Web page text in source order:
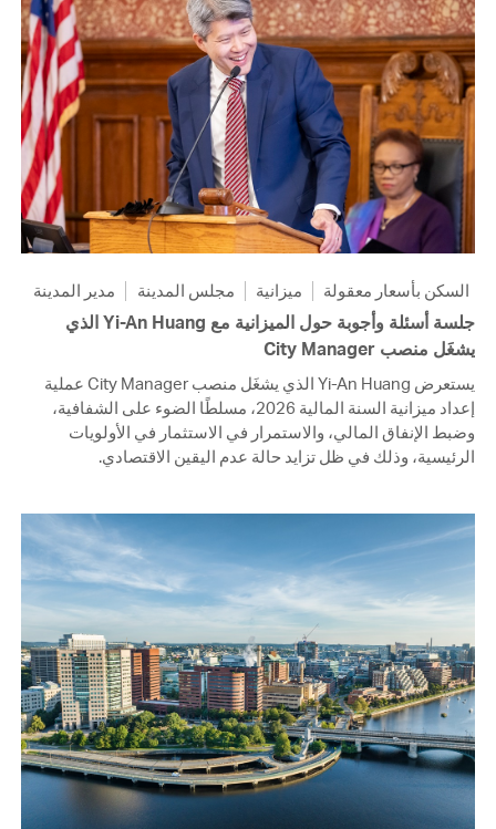
السكن بأسعار معقولة ميزانية مجلس المدينة مدير المدينة
جلسة أسئلة وأجوبة حول الميزانية مع Yi-An Huang الذي
يشغَل منصب City Manager
يستعرض Yi-An Huang الذي يشغَل منصب City Manager عملية
إعداد ميزانية السنة المالية 2026، مسلطًا الضوء على الشفافية،
وضبط الإنفاق المالي، والاستمرار في الاستثمار في الأولويات
الرئيسية، وذلك في ظل تزايد حالة عدم اليقين الاقتصادي.